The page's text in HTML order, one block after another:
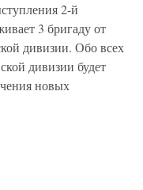
2-й
3 бригаду от
дивизии. Обо всех
дивизии будет
новых